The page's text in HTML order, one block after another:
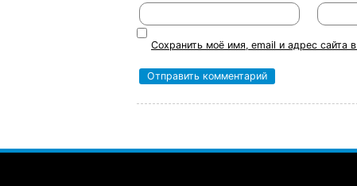
Сохранить моё имя, email и адрес сайта